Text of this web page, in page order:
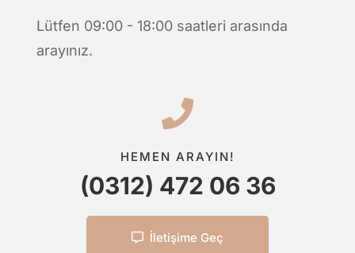
Lütfen 09:00 - 18:00 saatleri arasında
arayınız.
HEMEN ARAYIN!
(0312) 472 06 36
İletişime Geç